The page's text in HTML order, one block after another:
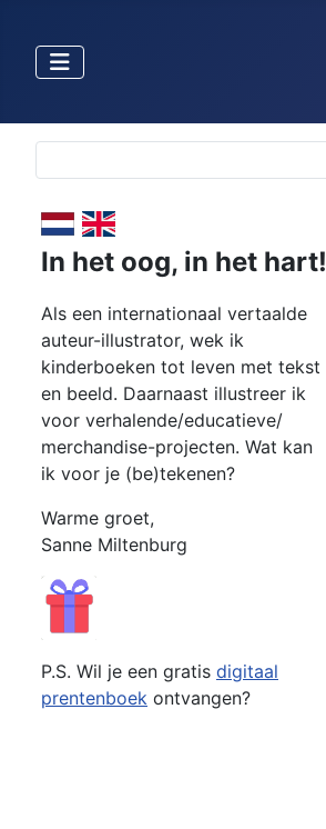
Selecteer de taal
In het oog, in het hart!
Als een internationaal vertaalde
auteur-illustrator, wek ik
kinderboeken tot leven met tekst
en beeld. Daarnaast illustreer ik
voor verhalende/educatieve/
merchandise-projecten. Wat kan
ik voor je (be)tekenen?
Warme groet,
Sanne Miltenburg
P.S. Wil je een gratis digitaal
prentenboek ontvangen?